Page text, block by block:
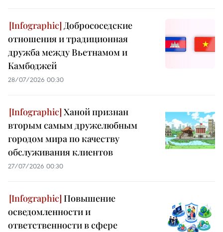
Добрососедские
отношения и традиционная
дружба между Вьетнамом и
Камбоджей
28/07/2026 00:30
Ханой признан
вторым самым дружелюбным
городом мира по качеству
обслуживания клиентов
27/07/2026 00:30
Повышение
осведомленности и
ответственности в сфере